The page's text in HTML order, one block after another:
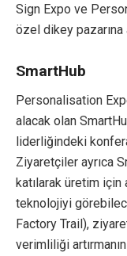
Sign Expo ve
özel dikey
SmartHub
Personalisation
alacak olan
liderliğindeki
Ziyaretçiler ayrıca
katılarak üretim için
teknolojiyi
Factory Trail),
verimliliği